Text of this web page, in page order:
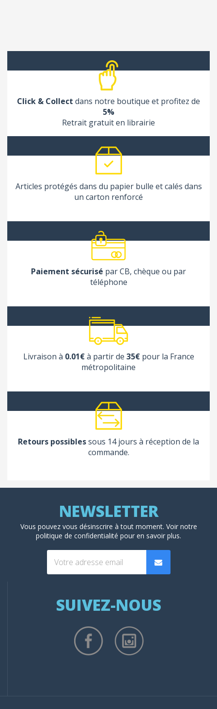
Click & Collect dans notre boutique et profitez de
5%
Retrait gratuit en librairie
Articles protégés dans du papier bulle et calés dans
un carton renforcé
Paiement sécurisé par CB, chèque ou par
téléphone
Livraison à 0.01€à partir de 35€pour la France
métropolitaine
Retours possiblessous 14 jours à réception de la
commande.
Vous pouvez vous désinscrire à tout moment. Voir notre
politique de confidentialité pour en savoir plus.
SUIVEZ-NOUS